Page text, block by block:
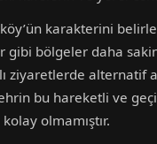
karakterini
gibi bölgeler daha
ziyaretlerde
bu hareketli ve
olmamıştır.